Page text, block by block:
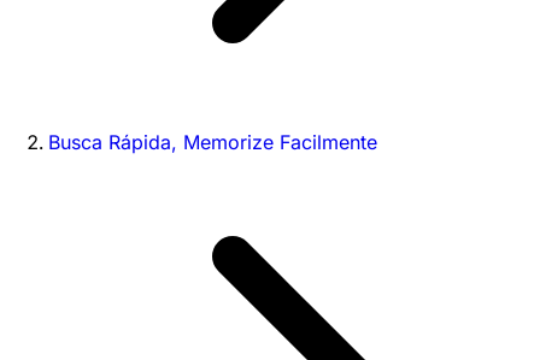
Busca Rápida, Memorize Facilmente